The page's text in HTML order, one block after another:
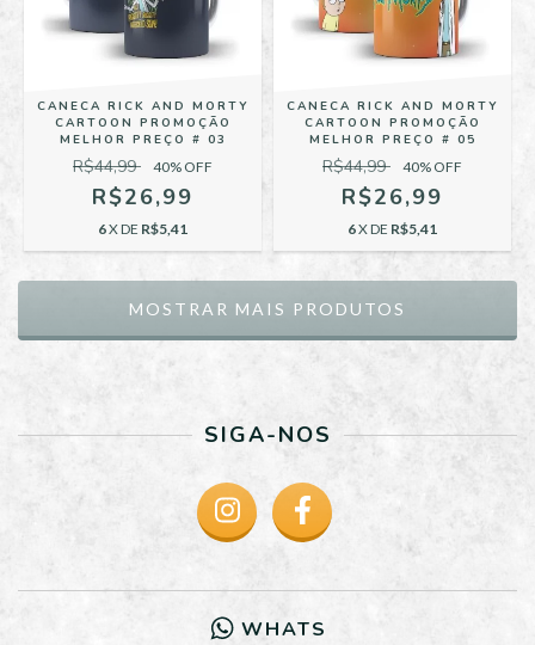
CANECA RICK AND MORTY
CARTOON PROMOÇÃO
MELHOR PREÇO # 03
R$44,99 40% OFF
R$26,99
6X DE R$5,41
CANECA RICK AND MORTY
CARTOON PROMOÇÃO
MELHOR PREÇO # 05
R$44,99 40% OFF
R$26,99
6X DE R$5,41
MOSTRAR MAIS PRODUTOS
SIGA-NOS
WHATS